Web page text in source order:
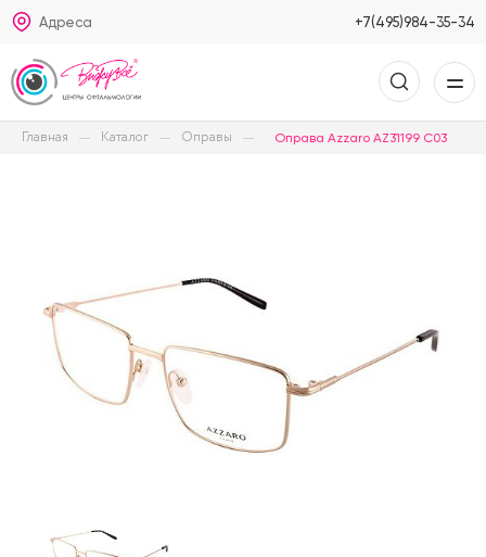
Адреса +7(495)984-35-34
Главная Каталог Оправы Оправа Azzaro AZ31199 C03